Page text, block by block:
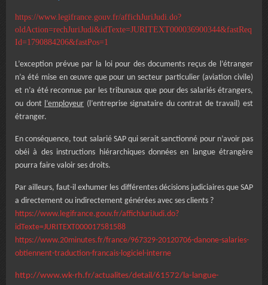
https://www.legifrance.gouv.fr/affichJuriJudi.do?
oldAction=rechJuriJudi&idTexte=JURITEXT000036900344&fastReq
Id=1790884206&fastPos=1
L’exception prévue par la loi pour des documents reçus de l’étranger
n’a été mise en œuvre que pour un secteur particulier (aviation civile)
et n’a été reconnue par les tribunaux que pour des salariés étrangers,
ou dont l’employeur (l’entreprise signataire du contrat de travail) est
étranger.
En conséquence, tout salarié SAP qui serait sanctionné pour n’avoir pas
obéi à des instructions hiérarchiques données en langue étrangère
pourra faire valoir ses droits.
Par ailleurs, faut-il exhumer les différentes décisions judiciaires que SAP
a directement ou indirectement générées avec ses clients ?
https://www.legifrance.gouv.fr/affichJuriJudi.do?
idTexte=JURITEXT000017581588
https://www.20minutes.fr/france/967329-20120706-danone-salaries-
obtiennent-traduction-francais-logiciel-interne
http://www.wk-rh.fr/actualites/detail/61572/la-langue-